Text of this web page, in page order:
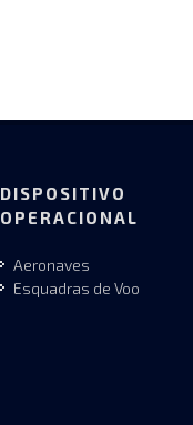
DISPOSITIVO
OPERACIONAL
Aeronaves
Esquadras de Voo